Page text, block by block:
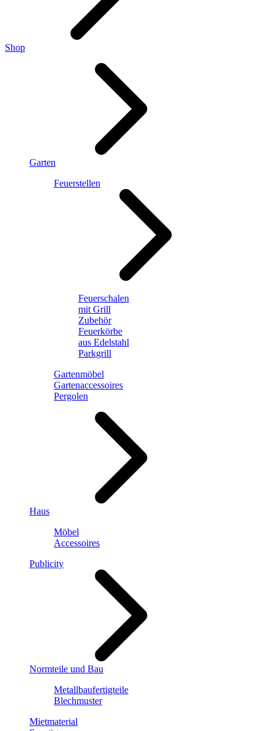
Shop
Garten
Feuerstellen
Feuerschalen
mit Grill
Zubehör
Feuerkörbe
aus Edelstahl
Parkgrill
Gartenmöbel
Gartenaccessoires
Pergolen
Haus
Möbel
Accessoires
Publicity
Normteile und Bau
Metallbaufertigteile
Blechmuster
Mietmaterial